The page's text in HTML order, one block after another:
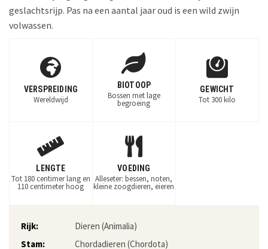
geslachtsrijp. Pas na een aantal jaar oud is een wild zwijn
volwassen.
VERSPREIDING
Wereldwijd
BIOTOOP
Bossen met lage
begroeing
GEWICHT
Tot 300 kilo
LENGTE
Tot 180 centimer lang en
110 centimeter hoog
VOEDING
Alleseter: bessen, noten,
kleine zoogdieren, eieren
Rijk:
Dieren (Animalia)
Stam:
Chordadieren (Chordota)